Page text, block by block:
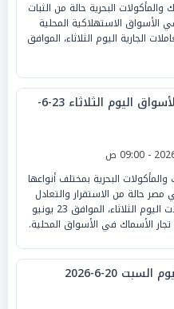
البحرية حالة من الثبات
الأسواق الاستهلاكية المحلية
الجارية اليوم الثلاثاء، الموافق
أسعار الأسماك بالأسواق اليوم الثلاثاء 23-6-
البحرية بمختلف أنواعها
حالة من الاستقرار والتعادل
السعري خلال التعاملات اليوم الثلاثاء، الموافق 23 يونيو
أسعار الأسماك اليوم السبت 20-6-2026